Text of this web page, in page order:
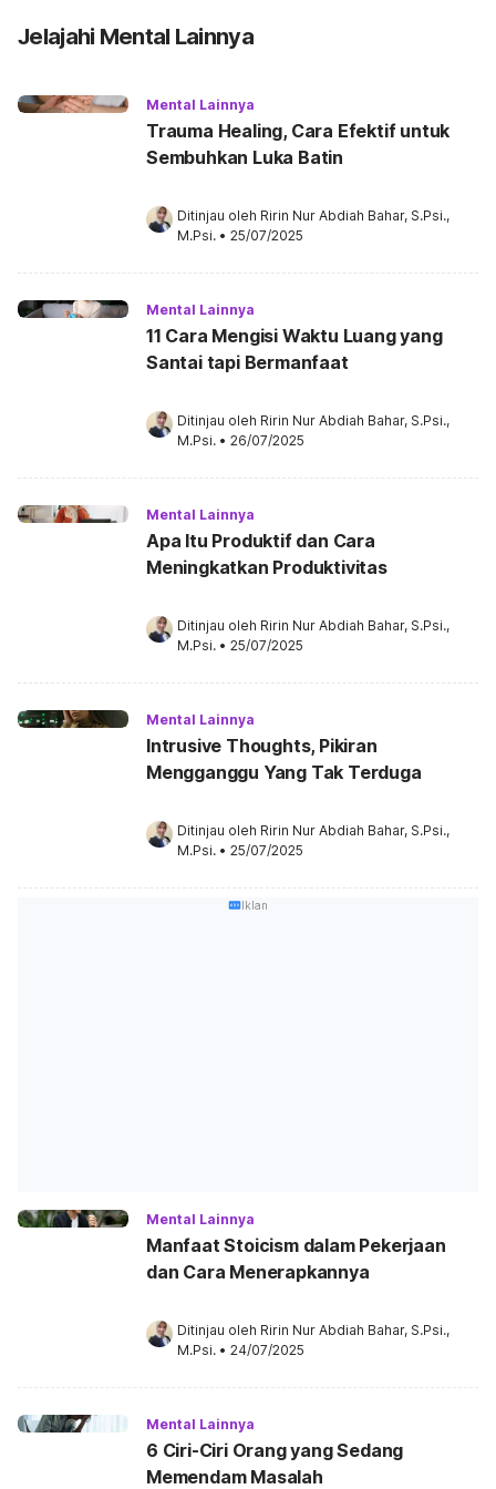
Jelajahi Mental Lainnya
Mental Lainnya
Trauma Healing, Cara Efektif untuk
Sembuhkan Luka Batin
Ditinjau oleh Ririn Nur Abdiah Bahar, S.Psi.,
M.Psi. • 25/07/2025
Mental Lainnya
11 Cara Mengisi Waktu Luang yang
Santai tapi Bermanfaat
Ditinjau oleh Ririn Nur Abdiah Bahar, S.Psi.,
M.Psi. • 26/07/2025
Mental Lainnya
Apa Itu Produktif dan Cara
Meningkatkan Produktivitas
Ditinjau oleh Ririn Nur Abdiah Bahar, S.Psi.,
M.Psi. • 25/07/2025
Mental Lainnya
Intrusive Thoughts, Pikiran
Mengganggu Yang Tak Terduga
Ditinjau oleh Ririn Nur Abdiah Bahar, S.Psi.,
M.Psi. • 25/07/2025
Iklan
Mental Lainnya
Manfaat Stoicism dalam Pekerjaan
dan Cara Menerapkannya
Ditinjau oleh Ririn Nur Abdiah Bahar, S.Psi.,
M.Psi. • 24/07/2025
Mental Lainnya
6 Ciri-Ciri Orang yang Sedang
Memendam Masalah